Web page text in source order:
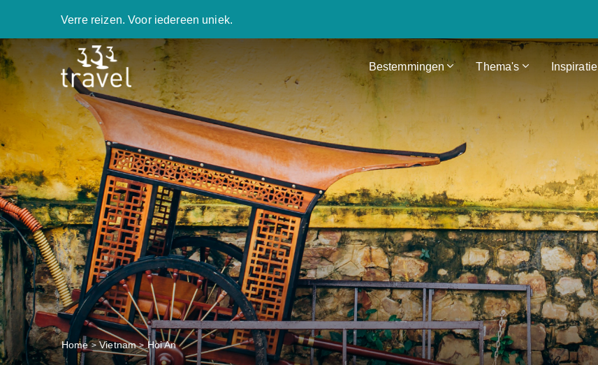
Verre reizen. Voor iedereen uniek.
Bestemmingen Thema's Inspiratie
Home Vietnam Hoi An